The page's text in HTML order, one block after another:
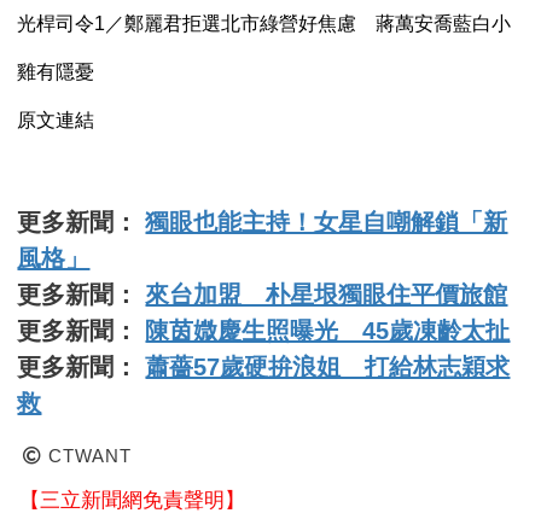
光桿司令1／鄭麗君拒選北市綠營好焦慮 蔣萬安喬藍白小
雞有隱憂
原文連結
更多新聞：獨眼也能主持！女星自嘲解鎖「新
風格」
更多新聞： 來台加盟 朴星垠獨眼住平價旅館
更多新聞：
陳茵媺慶生照曝光 45歲凍齡太扯
更多新聞：蕭薔57歲硬拚浪姐 打給林志穎求
救
CTWANT
【三立新聞網免責聲明】